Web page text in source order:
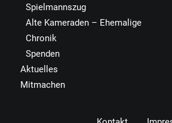
Spielmannszug
Alte Kameraden – Ehemalige
Chronik
Spenden
Aktuelles
Mitmachen